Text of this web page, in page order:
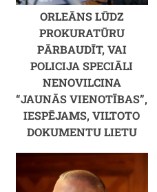
ORLEĀNS LŪDZ
PROKURATŪRU
PĀRBAUDĪT, VAI
POLICIJA SPECIĀLI
NENOVILCINA
“JAUNĀS VIENOTĪBAS”,
IESPĒJAMS, VILTOTO
DOKUMENTU LIETU